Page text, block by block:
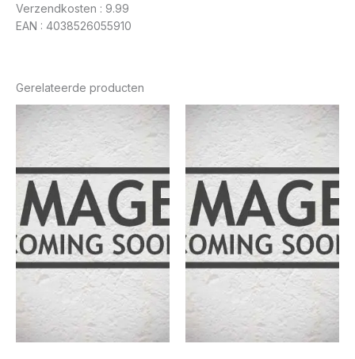
Verzendkosten : 9.99
EAN : 4038526055910
Gerelateerde producten